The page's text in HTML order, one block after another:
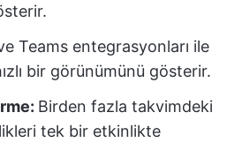
Teams entegrasyonları ile
bir görünümünü gösterir.
Birden fazla takvimdeki
tek bir etkinlikte